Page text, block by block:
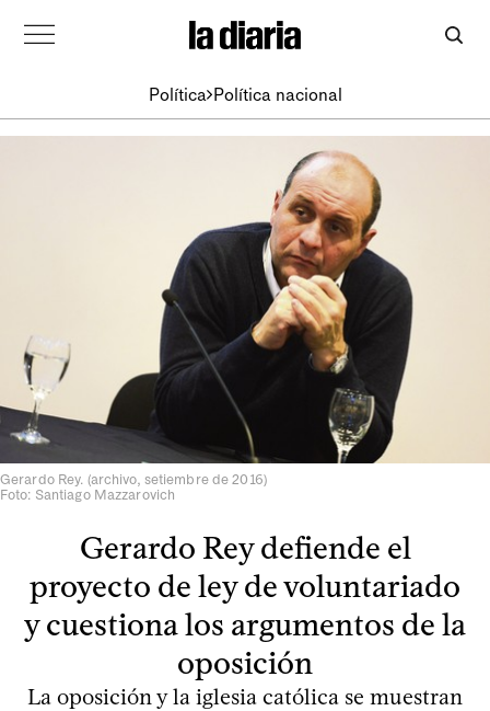
Política Política nacional
Gerardo Rey. (archivo, setiembre de 2016)
Foto: Santiago Mazzarovich
Gerardo Rey defiende el
proyecto de ley de voluntariado
y cuestiona los argumentos de la
oposición
La oposición y la iglesia católica se muestran